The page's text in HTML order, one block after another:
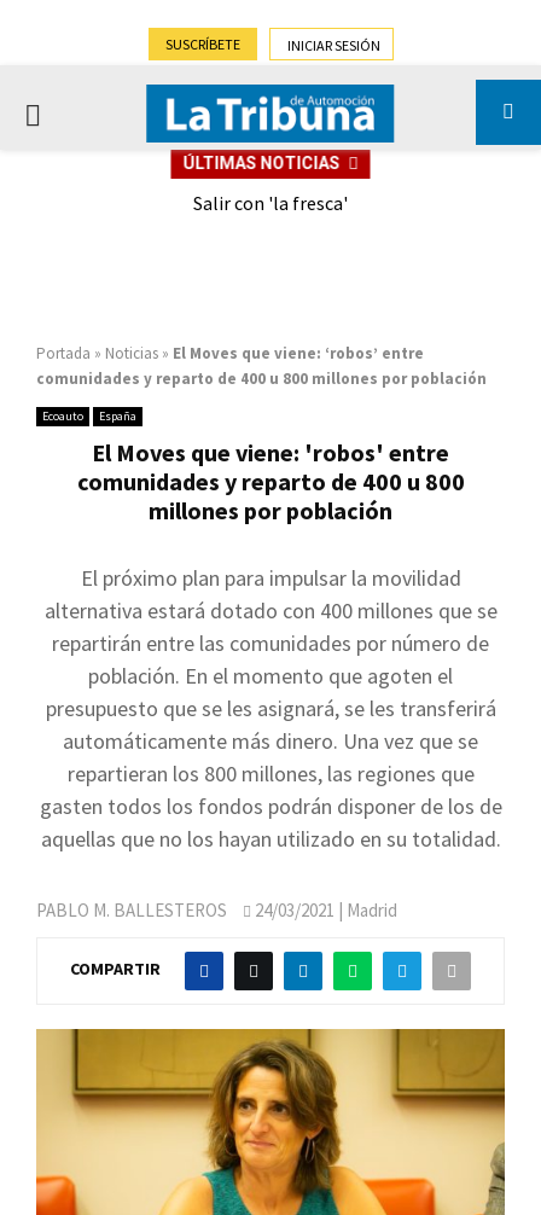
SUSCRÍBETE INICIAR SESIÓN
PRIMARY
ÚLTIMAS NOTICIAS
Salir con 'la fresca'
Portada » Noticias » El Moves que viene: ‘robos’ entre
comunidades y reparto de 400 u 800 millones por población
Ecoauto España
El Moves que viene: 'robos' entre
comunidades y reparto de 400 u 800
millones por población
El próximo plan para impulsar la movilidad
alternativa estará dotado con 400 millones que se
repartirán entre las comunidades por número de
población. En el momento que agoten el
presupuesto que se les asignará, se les transferirá
automáticamente más dinero. Una vez que se
repartieran los 800 millones, las regiones que
gasten todos los fondos podrán disponer de los de
aquellas que no los hayan utilizado en su totalidad.
PABLO M. BALLESTEROS 24/03/2021 | Madrid
COMPARTIR